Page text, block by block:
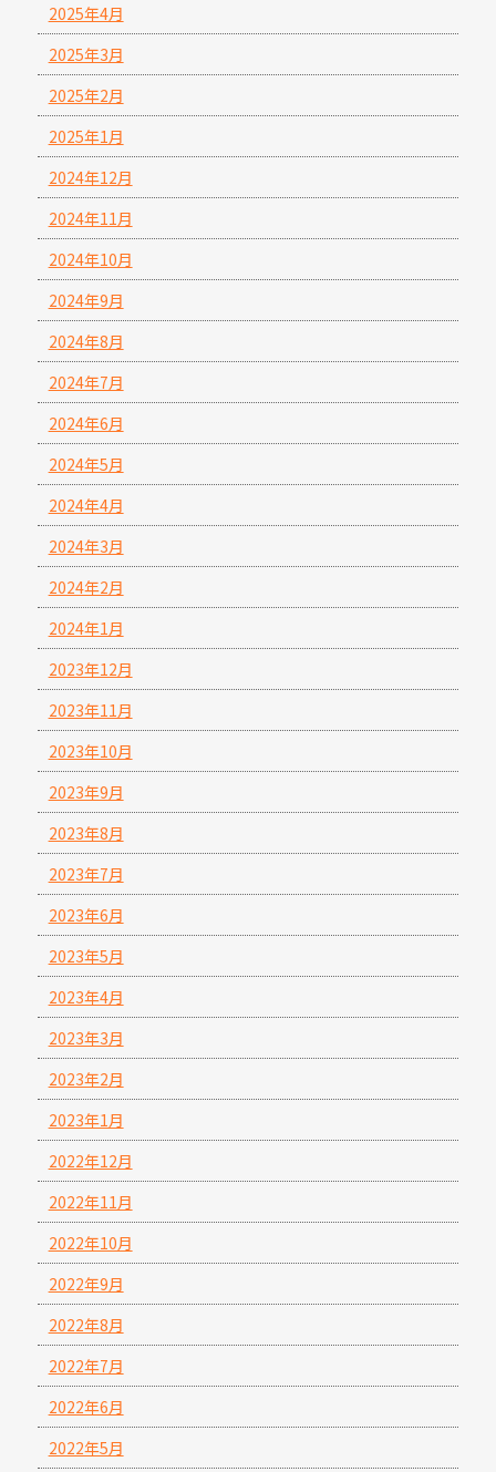
2025年4月
2025年3月
2025年2月
2025年1月
2024年12月
2024年11月
2024年10月
2024年9月
2024年8月
2024年7月
2024年6月
2024年5月
2024年4月
2024年3月
2024年2月
2024年1月
2023年12月
2023年11月
2023年10月
2023年9月
2023年8月
2023年7月
2023年6月
2023年5月
2023年4月
2023年3月
2023年2月
2023年1月
2022年12月
2022年11月
2022年10月
2022年9月
2022年8月
2022年7月
2022年6月
2022年5月